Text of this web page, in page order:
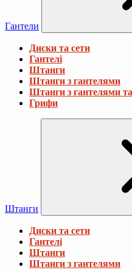
Гантели
Диски та сети
Гантелі
Штанги
Штанги з гантелями
Штанги з гантелями
Грифи
Штанги
Диски та сети
Гантелі
Штанги
Штанги з гантелями